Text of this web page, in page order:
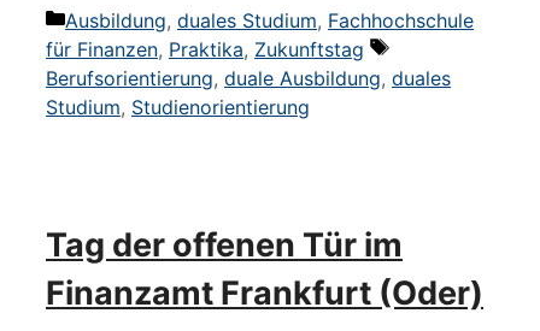
Kategorien
Ausbildung, duales Studium, Fachhochschule
für Finanzen, Praktika, Zukunftstag
Schlagwörter
Berufsorientierung, duale Ausbildung, duales
Studium, Studienorientierung
Tag der offenen Tür im
Finanzamt Frankfurt (Oder)